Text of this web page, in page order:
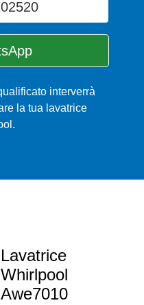
interverrà
la tua lavatrice
Lavatrice
Whirlpool
Awe7010